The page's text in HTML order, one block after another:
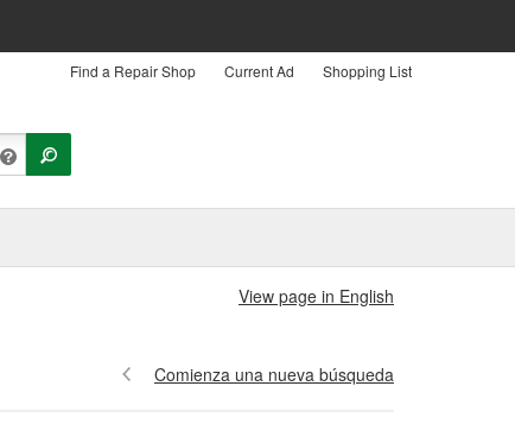
Find a Repair Shop Current Ad Shopping List
View page in English
Comienza una nueva búsqueda